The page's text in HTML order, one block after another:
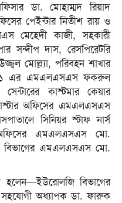
ডা. মোহাম্মদ রিয়াদ
পেইন্টার নিতীশ রায় ও
মেহেদী কাজী, সহকারী
সন্দীপ দাস, রেসপিরেটরি
মোল্ল্যা, পরিবহন শাখার
১ এর এমএলএসএস ফকরুল
কাস্টমার কেয়ার
অফিসের এমএলএসএস
সিনিয়র স্টাফ নার্স
অফিসের এমএলএসএস মো.
বিভাগের এমএলএসএস মো.
হলেন—ইউরোলজি বিভাগের
অধ্যাপক ডা. ফারুক